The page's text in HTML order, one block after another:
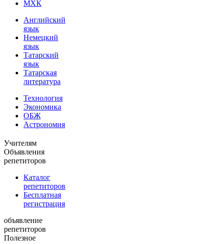
МХК
Английский
язык
Немецкий
язык
Татарский
язык
Татарская
литература
Технология
Экономика
ОБЖ
Астрономия
Учителям
Объявления
репетиторов
Каталог
репетиторов
Бесплатная
регистрация
объявление
репетиторов
Полезное